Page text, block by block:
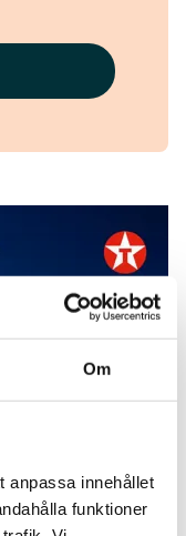
Om
anpassa innehållet
funktioner